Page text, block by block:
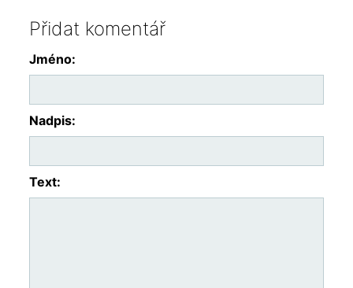
Přidat komentář
Jméno:
Nadpis:
Text: